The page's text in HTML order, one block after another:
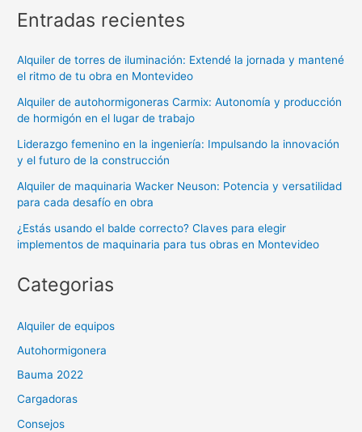
Entradas recientes
Alquiler de torres de iluminación: Extendé la jornada y mantené
el ritmo de tu obra en Montevideo
Alquiler de autohormigoneras Carmix: Autonomía y producción
de hormigón en el lugar de trabajo
Liderazgo femenino en la ingeniería: Impulsando la innovación
y el futuro de la construcción
Alquiler de maquinaria Wacker Neuson: Potencia y versatilidad
para cada desafío en obra
¿Estás usando el balde correcto? Claves para elegir
implementos de maquinaria para tus obras en Montevideo
Categorias
Alquiler de equipos
Autohormigonera
Bauma 2022
Cargadoras
Consejos